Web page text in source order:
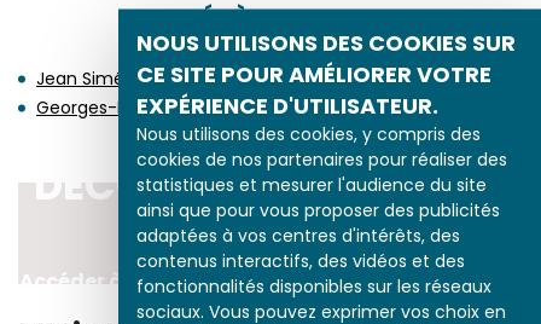
NOUS UTILISONS DES COOKIES SUR
CE SITE POUR AMÉLIORER VOTRE
EXPÉRIENCE D'UTILISATEUR.
Nous utilisons des cookies, y compris des
cookies de nos partenaires pour réaliser des
statistiques et mesurer l'audience du site
ainsi que pour vous proposer des publicités
adaptées à vos centres d'intérêts, des
contenus interactifs, des vidéos et des
fonctionnalités disponibles sur les réseaux
sociaux. Vous pouvez exprimer vos choix en
DÉCÈS EN 1779
Jean Siméon CHARDIN
Georges-Frédéric MEYER
DÉCOUVRIR LA PÉRIODE
1774-1788
Accéder à l’ensemble des études de la période